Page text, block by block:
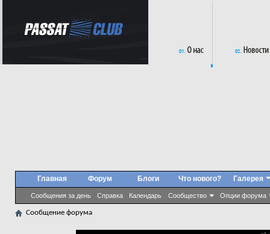
Главная Форум
Сообщения за день Справка Календарь Сообщество Опции форума
Блоги Что нового? Галерея
Сообщение форума